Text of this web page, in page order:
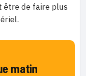
être de faire plus
matin